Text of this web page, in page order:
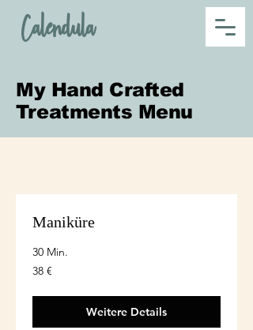
Calendula
My Hand Crafted
Treatments Menu
Maniküre
30 Min.
38
euro
38 €
Weitere Details